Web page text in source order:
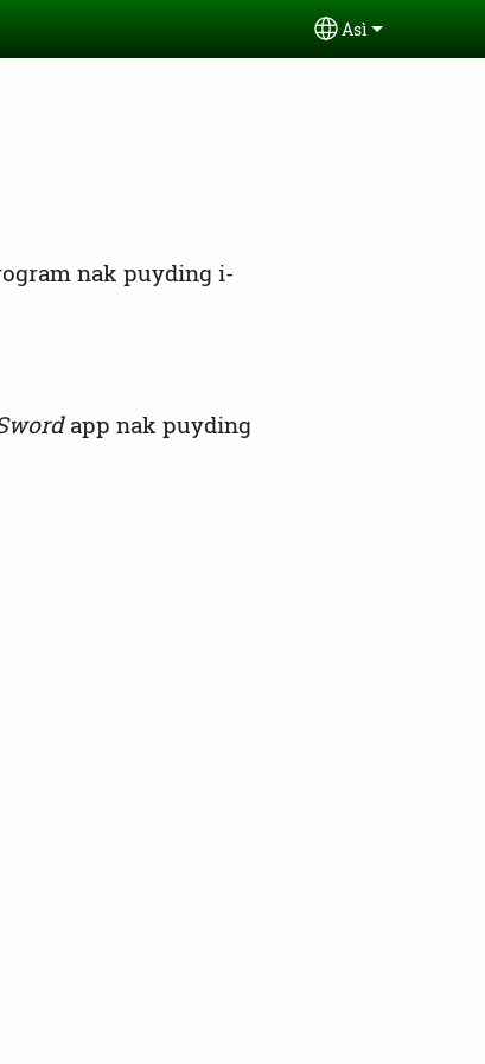
Select your
Asì
nak puyding i-
app nak puyding